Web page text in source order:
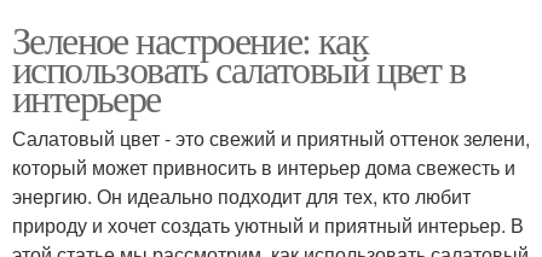
Зеленое настроение: как
использовать салатовый цвет в
интерьере
Салатовый цвет - это свежий и приятный оттенок зелени,
который может привносить в интерьер дома свежесть и
энергию. Он идеально подходит для тех, кто любит
природу и хочет создать уютный и приятный интерьер. В